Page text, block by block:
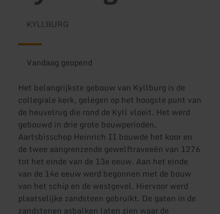
KYLLBURG
Vandaag geopend
Het belangrijkste gebouw van Kyllburg is de
collegiale kerk, gelegen op het hoogste punt van
de heuvelrug die rond de Kyll vloeit. Het werd
gebouwd in drie grote bouwperioden.
Aartsbisschop Heinrich II bouwde het koor en
de twee aangrenzende gewelftraveeën van 1276
tot het einde van de 13e eeuw. Aan het einde
van de 14e eeuw werd begonnen met de bouw
van het schip en de westgevel. Hiervoor werd
plaatselijke zandsteen gebruikt. De gaten in de
zandstenen asbalken laten zien waar de